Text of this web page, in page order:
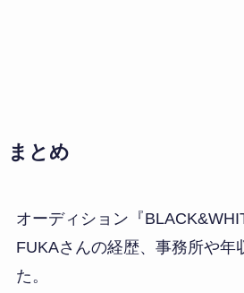
まとめ
オーディション『
FUKAさんの経歴、事務所や年
た。